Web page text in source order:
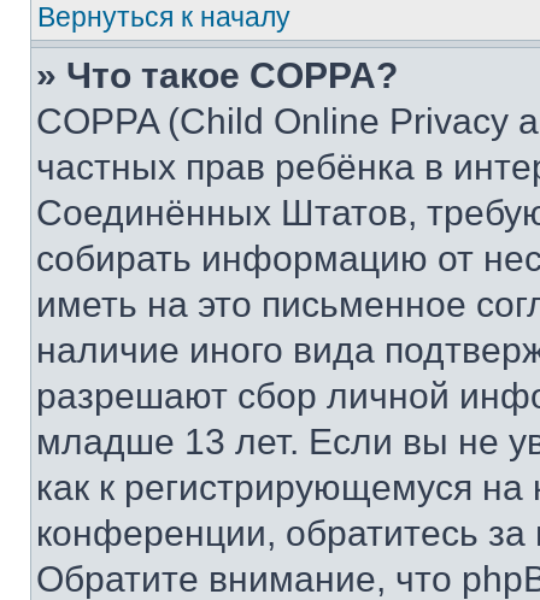
Вернуться к началу
» Что такое COPPA?
COPPA (Child Online Privacy
частных прав ребёнка в
Соединённых Штатов,
собирать информацию от
иметь на это письменное
наличие иного вида
разрешают сбор личной
младше 13 лет. Если вы не
как к регистрирующемуся
конференции, обратитесь
Обратите внимание, что